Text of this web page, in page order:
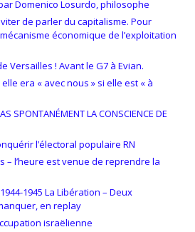
Domenico Losurdo, philosophe
de parler du capitalisme. Pour
économique de l’exploitation
Versailles ! Avant le G7 à Evian.
era « avec nous » si elle est « à
SPONTANÉMENT LA CONSCIENCE DE
l’électoral populaire RN
– l’heure est venue de reprendre la
1945 La Libération – Deux
en replay
israëlienne